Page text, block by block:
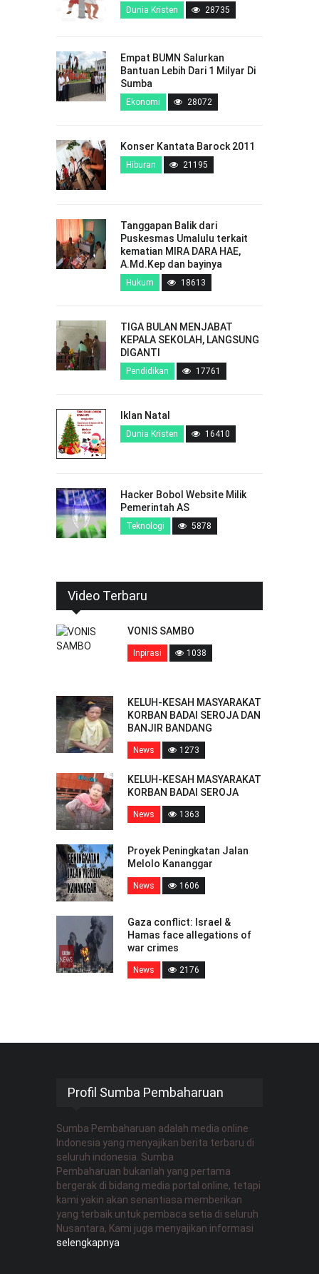
Dunia Kristen 28735
Empat BUMN Salurkan
Bantuan Lebih Dari 1 Milyar Di
Sumba
Ekonomi 28072
Konser Kantata Barock 2011
Hiburan 21195
Tanggapan Balik dari
Puskesmas Umalulu terkait
kematian MIRA DARA HAE,
A.Md.Kep dan bayinya
Hukum 18613
TIGA BULAN MENJABAT
KEPALA SEKOLAH, LANGSUNG
DIGANTI
Pendidikan 17761
Iklan Natal
Dunia Kristen 16410
Hacker Bobol Website Milik
Pemerintah AS
Teknologi 5878
Video Terbaru
VONIS SAMBO
Inpirasi 1038
KELUH-KESAH MASYARAKAT
KORBAN BADAI SEROJA DAN
BANJIR BANDANG
News 1273
KELUH-KESAH MASYARAKAT
KORBAN BADAI SEROJA
News 1363
Proyek Peningkatan Jalan
Melolo Kananggar
News 1606
Gaza conflict: Israel &
Hamas face allegations of
war crimes
News 2176
Profil Sumba Pembaharuan
Sumba Pembaharuan adalah media online
Indonesia yang menyajikan berita terbaru di
seluruh indonesia. Sumba
Pembaharuan bukanlah yang pertama
bergerak di bidang media portal online, tetapi
kami yakin akan senantiasa memberikan
yang terbaik untuk pembaca setia di seluruh
Nusantara, Kami juga menyajikan informasi
selengkapnya